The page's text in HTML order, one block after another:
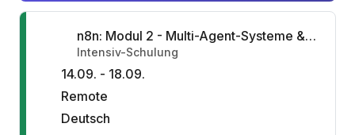
n8n: Modul 2 - Multi-Agent-Systeme & MCPs
Intensiv-Schulung
14.09. - 18.09.
Remote
Deutsch